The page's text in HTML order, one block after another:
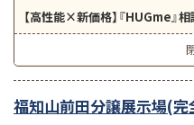
【高性能×新価格】『HUGme』相
福知山前田分譲展示場(完